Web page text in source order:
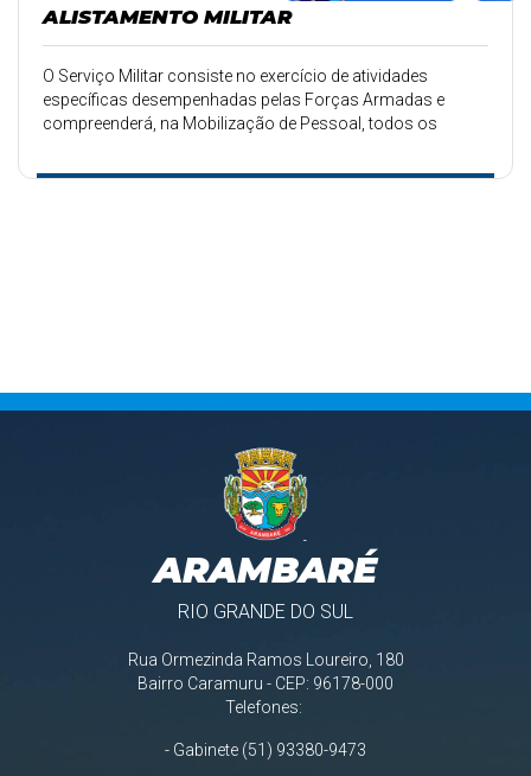
ALISTAMENTO MILITAR
O Serviço Militar consiste no exercício de atividades
específicas desempenhadas pelas Forças Armadas e
compreenderá, na Mobilização de Pessoal, todos os
de 12 meses.
ARAMBARÉ
RIO GRANDE DO SUL
Rua Ormezinda Ramos Loureiro, 180
Bairro Caramuru - CEP: 96178-000
Telefones:
- Gabinete (51) 93380-9473